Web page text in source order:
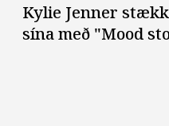
Kylie Jenner
sína með "Mood